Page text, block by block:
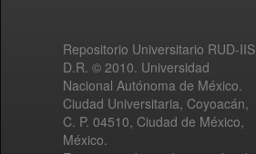
Repositorio Universitario RUD-IIS
D.R. © 2010. Universidad
Nacional Autónoma de México.
Ciudad Universitaria, Coyoacán,
C. P. 04510, Ciudad de México,
México.